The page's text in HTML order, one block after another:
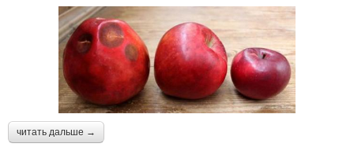
читать дальше →